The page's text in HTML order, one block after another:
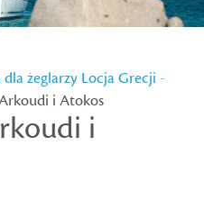
żeglarzy Locja Grecji -
i Atokos
i